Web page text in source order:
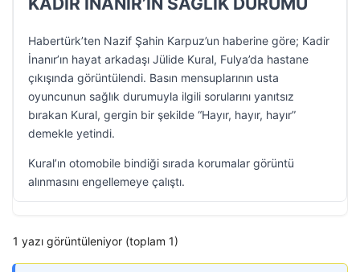
Habertürk’ten Nazif Şahin Karpuz’un haberine göre; Kadir
İnanır’ın hayat arkadaşı Jülide Kural, Fulya’da hastane
çıkışında görüntülendi. Basın mensuplarının usta
oyuncunun sağlık durumuyla ilgili sorularını yanıtsız
bırakan Kural, gergin bir şekilde “Hayır, hayır, hayır”
demekle yetindi.
Kural’ın otomobile bindiği sırada korumalar görüntü
alınmasını engellemeye çalıştı.
1 yazı görüntüleniyor (toplam 1)